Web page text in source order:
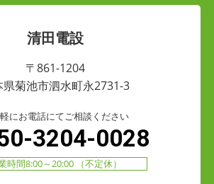
清田電設
〒861-1204
県菊池市泗水町永2731-3
にお電話にてご相談ください
3204-0028
時間8:00～20:00 （不定休）